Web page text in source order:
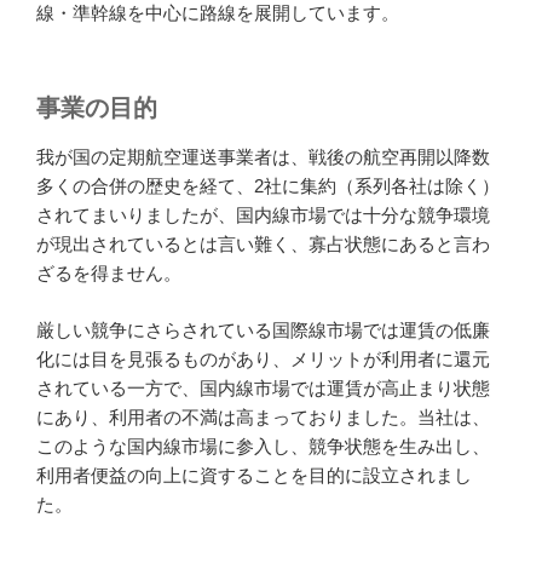
線・準幹線を中心に路線を展開しています。
事業の目的
我が国の定期航空運送事業者は、戦後の航空再開以降数
多くの合併の歴史を経て、2社に集約（系列各社は除く）
されてまいりましたが、国内線市場では十分な競争環境
が現出されているとは言い難く、寡占状態にあると言わ
ざるを得ません。
厳しい競争にさらされている国際線市場では運賃の低廉
化には目を見張るものがあり、メリットが利用者に還元
されている一方で、国内線市場では運賃が高止まり状態
にあり、利用者の不満は高まっておりました。当社は、
このような国内線市場に参入し、競争状態を生み出し、
利用者便益の向上に資することを目的に設立されまし
た。